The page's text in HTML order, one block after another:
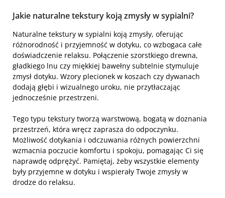
Jakie naturalne tekstury koją zmysły w sypialni?
Naturalne tekstury w sypialni koją zmysły, oferując
różnorodność i przyjemność w dotyku, co wzbogaca całe
doświadczenie relaksu. Połączenie szorstkiego drewna,
gładkiego lnu czy miękkiej bawełny subtelnie stymuluje
zmysł dotyku. Wzory plecionek w koszach czy dywanach
dodają głębi i wizualnego uroku, nie przytłaczając
jednocześnie przestrzeni.
Tego typu tekstury tworzą warstwową, bogatą w doznania
przestrzeń, która wręcz zaprasza do odpoczynku.
Możliwość dotykania i odczuwania różnych powierzchni
wzmacnia poczucie komfortu i spokoju, pomagając Ci się
naprawdę odprężyć. Pamiętaj, żeby wszystkie elementy
były przyjemne w dotyku i wspierały Twoje zmysły w
drodze do relaksu.